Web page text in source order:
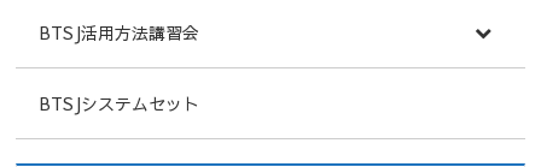
BTSJ活用方法講習会
BTSJシステムセット